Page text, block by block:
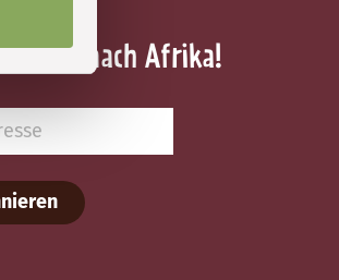
nach Afrika!